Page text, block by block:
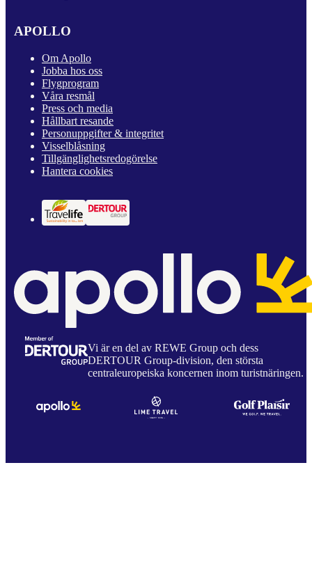
APOLLO
Om Apollo
Jobba hos oss
Flygprogram
Våra resmål
Press och media
Hållbart resande
Personuppgifter & integritet
Visselblåsning
Tillgänglighetsredogörelse
Hantera cookies
Vi är en del av REWE Group och dess
DERTOUR Group-division, den största
centraleuropeiska koncernen inom turistnäringen.